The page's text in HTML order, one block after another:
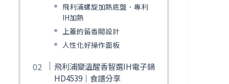
飛利浦螺旋加熱底盤．專利
IH加熱
上蓋的留香閥設計
人性化好操作面板
飛利浦變溫醒香智選IH電子鍋
HD4539｜食譜分享